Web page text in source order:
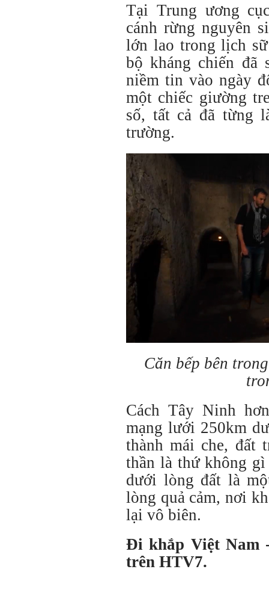
Tại Trung ương
cánh rừng nguyên
lớn lao trong lịch
bộ kháng chiến đã
niềm tin vào ngày
một chiếc giường
số, tất cả đã từng
trường.
Căn bếp bên
Cách Tây Ninh
mạng lưới 250km
thành mái che, đất
thần là thứ không
dưới lòng đất là
lòng quả cảm, nơi
lại vô biên.
Đi khắp Việt Nam
trên HTV7.